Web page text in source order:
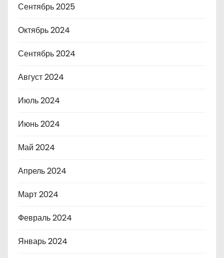
Сентябрь 2025
Октябрь 2024
Сентябрь 2024
Август 2024
Июль 2024
Июнь 2024
Май 2024
Апрель 2024
Март 2024
Февраль 2024
Январь 2024